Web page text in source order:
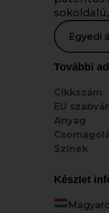
Egyedi
További
Cikkszám
EU
Anyag
Színek
Készlet